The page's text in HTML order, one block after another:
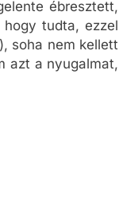
ébresztett,
tudta, ezzel
soha nem kellett
azt a nyugalmat,